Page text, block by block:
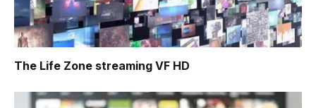
The Life Zone streaming VF HD